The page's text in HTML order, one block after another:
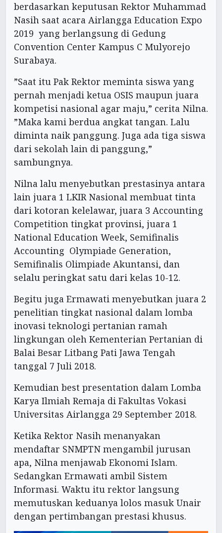
berdasarkan keputusan Rektor Muhammad
Nasih saat acara Airlangga Education Expo
2019 yang berlangsung di Gedung
Convention Center Kampus C Mulyorejo
Surabaya.
”Saat itu Pak Rektor meminta siswa yang
pernah menjadi ketua OSIS maupun juara
kompetisi nasional agar maju,” cerita Nilna.
”Maka kami berdua angkat tangan. Lalu
diminta naik panggung. Juga ada tiga siswa
dari sekolah lain di panggung,”
sambungnya.
Nilna lalu menyebutkan prestasinya antara
lain juara 1 LKIR Nasional membuat tinta
dari kotoran kelelawar, juara 3 Accounting
Competition tingkat provinsi, juara 1
National Education Week, Semifinalis
Accounting Olympiade Generation,
Semifinalis Olimpiade Akuntansi, dan
selalu peringkat satu dari kelas 10-12.
Begitu juga Ermawati menyebutkan juara 2
penelitian tingkat nasional dalam lomba
inovasi teknologi pertanian ramah
lingkungan oleh Kementerian Pertanian di
Balai Besar Litbang Pati Jawa Tengah
tanggal 7 Juli 2018.
Kemudian best presentation dalam Lomba
Karya Ilmiah Remaja di Fakultas Vokasi
Universitas Airlangga 29 September 2018.
Ketika Rektor Nasih menanyakan
mendaftar SNMPTN mengambil jurusan
apa, Nilna menjawab Ekonomi Islam.
Sedangkan Ermawati ambil Sistem
Informasi. Waktu itu rektor langsung
memutuskan keduanya lolos masuk Unair
dengan pertimbangan prestasi khusus.